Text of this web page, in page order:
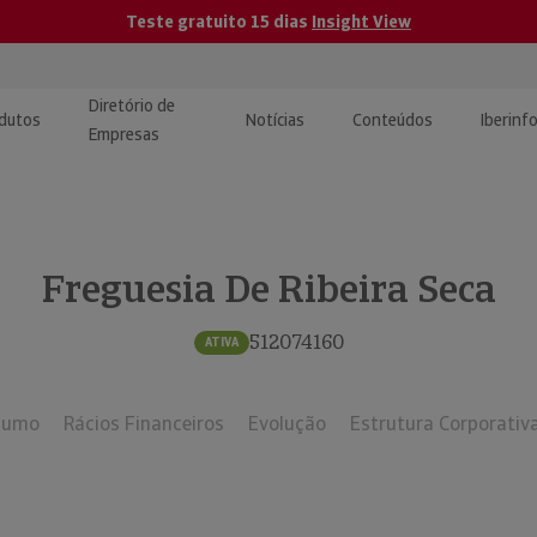
Teste gratuito 15 dias Insight View
e Monitorização de
Diretório de
Empresas
Notícias Conteúdos
| Estudos e
Freguesia De Ribeira Seca
ATIVA 512074160
Rácios Financeiros Evolução Estrutura Corporativa